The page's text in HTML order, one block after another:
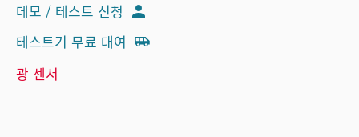
데모 / 테스트 신청
테스트기 무료 대여
광 센서